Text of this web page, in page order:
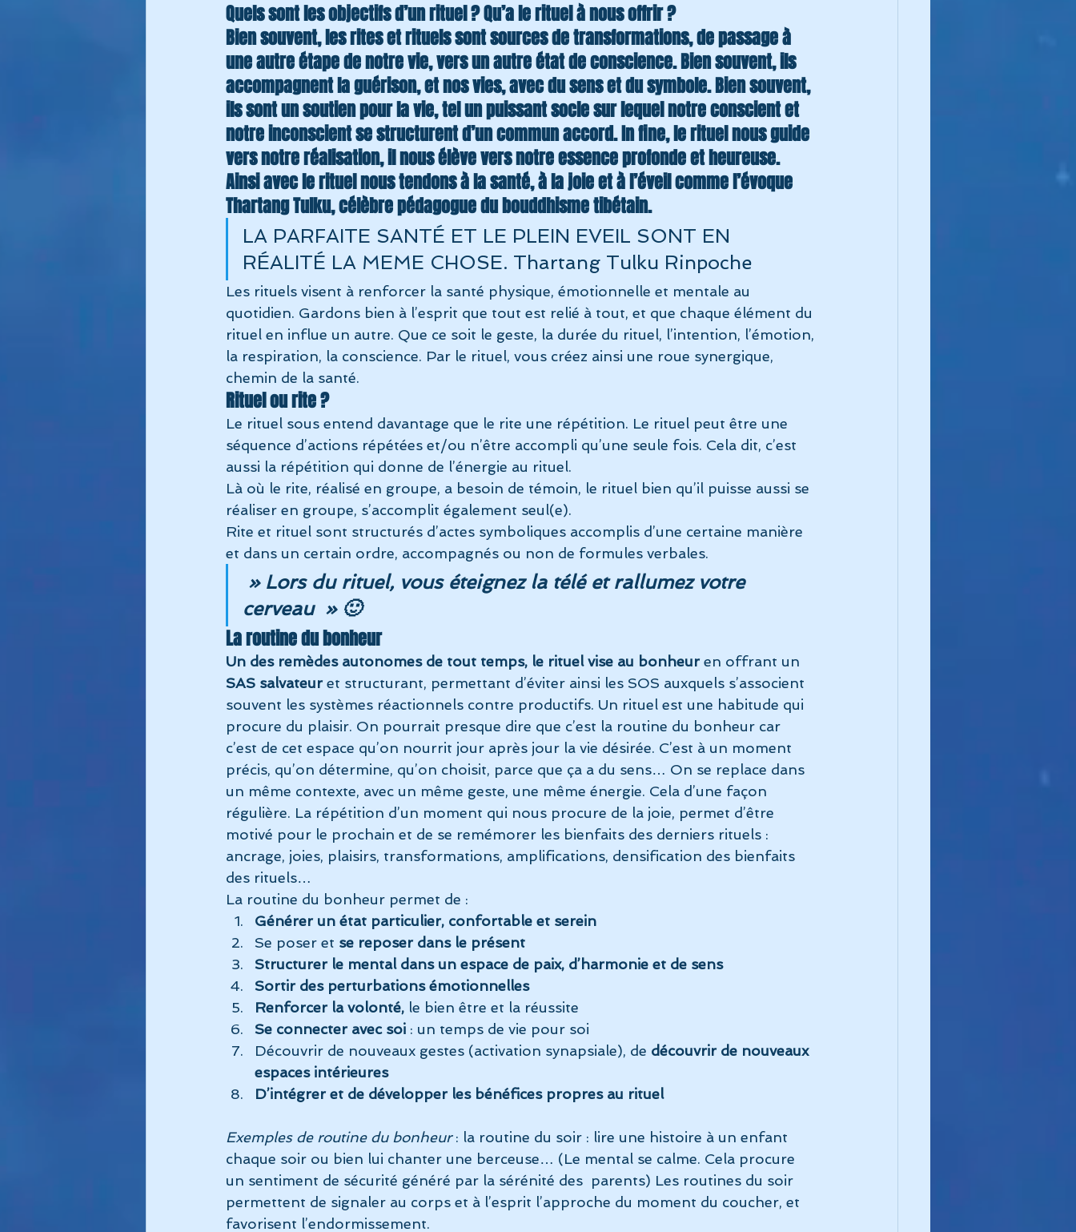
Quels sont les objectifs d’un rituel ? Qu’a le rituel à nous offrir ?
Bien souvent, les rites et rituels sont sources de transformations, de passage à
une autre étape de notre vie, vers un autre état de conscience. Bien souvent, ils
accompagnent la guérison, et nos vies, avec du sens et du symbole. Bien souvent,
ils sont un soutien pour la vie, tel un puissant socle sur lequel notre conscient et
notre inconscient se structurent d’un commun accord. In fine, le rituel nous guide
vers notre réalisation, il nous élève vers notre essence profonde et heureuse.
Ainsi avec le rituel nous tendons à la santé, à la joie et à l’éveil comme l’évoque
Thartang Tulku, célèbre pédagogue du bouddhisme tibétain.
LA PARFAITE SANTÉ ET LE PLEIN EVEIL SONT EN
RÉALITÉ LA MEME CHOSE. Thartang Tulku Rinpoche
Les rituels visent à renforcer la santé physique, émotionnelle et mentale au
quotidien. Gardons bien à l’esprit que tout est relié à tout, et que chaque élément du
rituel en influe un autre. Que ce soit le geste, la durée du rituel, l’intention, l’émotion,
la respiration, la conscience. Par le rituel, vous créez ainsi une roue synergique,
chemin de la santé.
Rituel ou rite ?
Le rituel sous entend davantage que le rite une répétition. Le rituel peut être une
séquence d’actions répétées et/ou n’être accompli qu’une seule fois. Cela dit, c’est
aussi la répétition qui donne de l’énergie au rituel.
Là où le rite, réalisé en groupe, a besoin de témoin, le rituel bien qu’il puisse aussi se
réaliser en groupe, s’accomplit également seul(e).
Rite et rituel sont structurés d’actes symboliques accomplis d’une certaine manière
et dans un certain ordre, accompagnés ou non de formules verbales.
» Lors du rituel, vous éteignez la télé et rallumez votre
cerveau  » 🙂
La routine du bonheur
Un des remèdes autonomes de tout temps, le rituel vise au bonheur en offrant un
SAS salvateur et structurant, permettant d’éviter ainsi les SOS auxquels s’associent
souvent les systèmes réactionnels contre productifs. Un rituel est une habitude qui
procure du plaisir. On pourrait presque dire que c’est la routine du bonheur car
c’est de cet espace qu’on nourrit jour après jour la vie désirée. C’est à un moment
précis, qu’on détermine, qu’on choisit, parce que ça a du sens… On se replace dans
un même contexte, avec un même geste, une même énergie. Cela d’une façon
régulière. La répétition d’un moment qui nous procure de la joie, permet d’être
motivé pour le prochain et de se remémorer les bienfaits des derniers rituels :
ancrage, joies, plaisirs, transformations, amplifications, densification des bienfaits
des rituels…
La routine du bonheur permet de :
Générer un état particulier, confortable et serein
Se poser et se reposer dans le présent
Structurer le mental dans un espace de paix, d’harmonie et de sens
Sortir des perturbations émotionnelles
Renforcer la volonté, le bien être et la réussite
Se connecter avec soi : un temps de vie pour soi
Découvrir de nouveaux gestes (activation synapsiale), de découvrir de nouveaux
espaces intérieures
D’intégrer et de développer les bénéfices propres au rituel
Exemples de routine du bonheur : la routine du soir : lire une histoire à un enfant
chaque soir ou bien lui chanter une berceuse… (Le mental se calme. Cela procure
un sentiment de sécurité généré par la sérénité des  parents) Les routines du soir
permettent de signaler au corps et à l’esprit l’approche du moment du coucher, et
favorisent l’endormissement.